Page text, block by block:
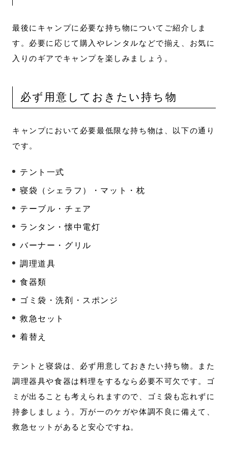
最後にキャンプに必要な持ち物についてご紹介しま
す。必要に応じて購入やレンタルなどで揃え、お気に
入りのギアでキャンプを楽しみましょう。
必ず用意しておきたい持ち物
キャンプにおいて必要最低限な持ち物は、以下の通り
です。
テント一式
寝袋（シェラフ）・マット・枕
テーブル・チェア
ランタン・懐中電灯
バーナー・グリル
調理道具
食器類
ゴミ袋・洗剤・スポンジ
救急セット
着替え
テントと寝袋は、必ず用意しておきたい持ち物。また
調理器具や食器は料理をするなら必要不可欠です。ゴ
ミが出ることも考えられますので、ゴミ袋も忘れずに
持参しましょう。万が一のケガや体調不良に備えて、
救急セットがあると安心ですね。